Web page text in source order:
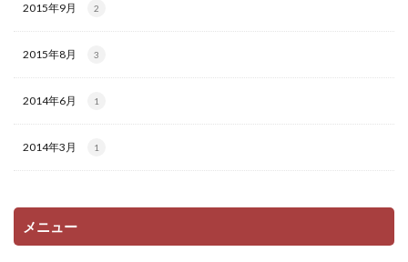
2015年9月 2
2015年8月 3
2014年6月 1
2014年3月 1
メニュー